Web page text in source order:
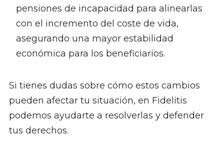
pensiones de incapacidad para alinearlas
con el incremento del coste de vida,
asegurando una mayor estabilidad
económica para los beneficiarios.
Si tienes dudas sobre cómo estos cambios
pueden afectar tu situación, en Fidelitis
podemos ayudarte a resolverlas y defender
tus derechos.